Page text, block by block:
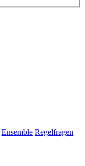
Ensemble Regelfragen